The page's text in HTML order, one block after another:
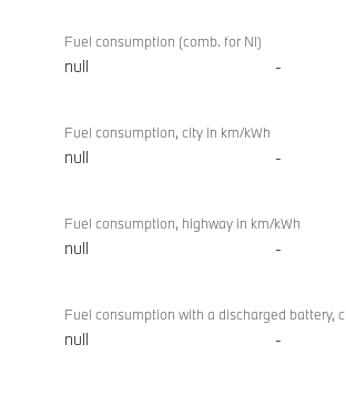
Fuel consumption (comb. for NI)
null -
Fuel consumption, city in km/kWh
null -
Fuel consumption, highway in km/kWh
null -
Fuel consumption with a discharged battery,
null -